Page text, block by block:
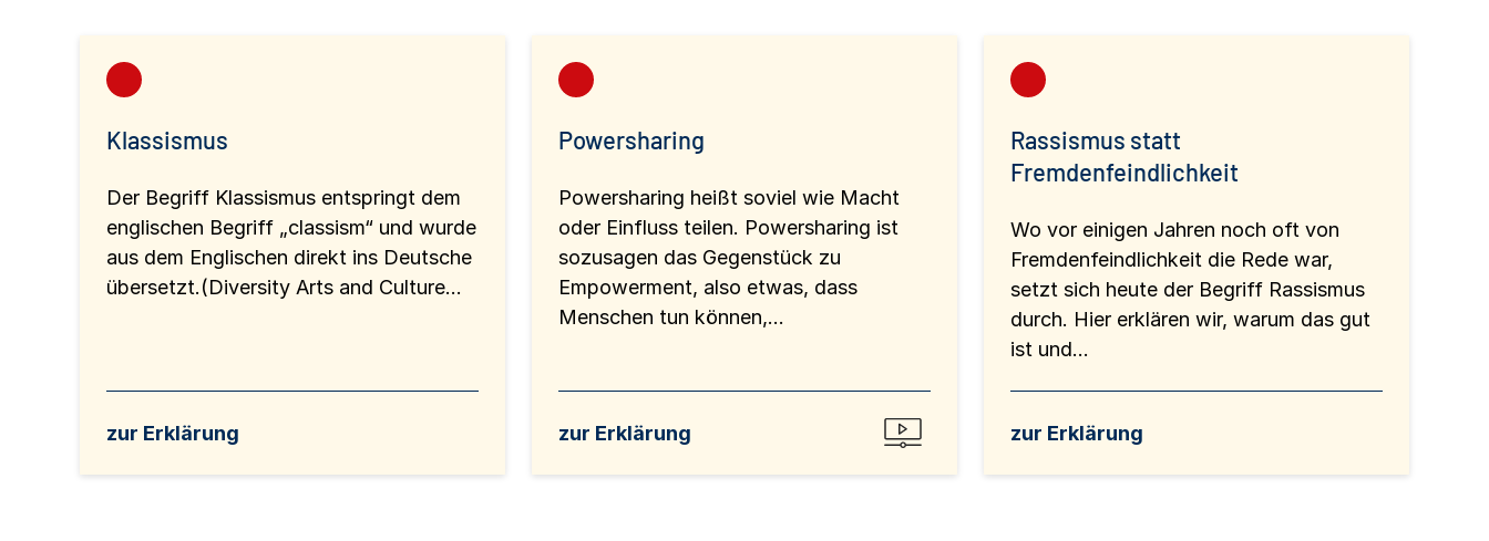
Klassismus
Der Begriff Klassismus entspringt dem
englischen Begriff „classism“ und wurde
aus dem Englischen direkt ins Deutsche
übersetzt.(Diversity Arts and Culture...
zur Erklärung
Powersharing
Powersharing heißt soviel wie Macht
oder Einfluss teilen. Powersharing ist
sozusagen das Gegenstück zu
Empowerment, also etwas, dass
Menschen tun können,...
zur Erklärung
Rassismus statt
Fremdenfeindlichkeit
Wo vor einigen Jahren noch oft von
Fremdenfeindlichkeit die Rede war,
setzt sich heute der Begriff Rassismus
durch. Hier erklären wir, warum das gut
ist und...
zur Erklärung